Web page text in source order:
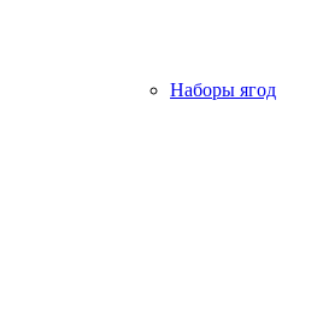
Наборы ягод